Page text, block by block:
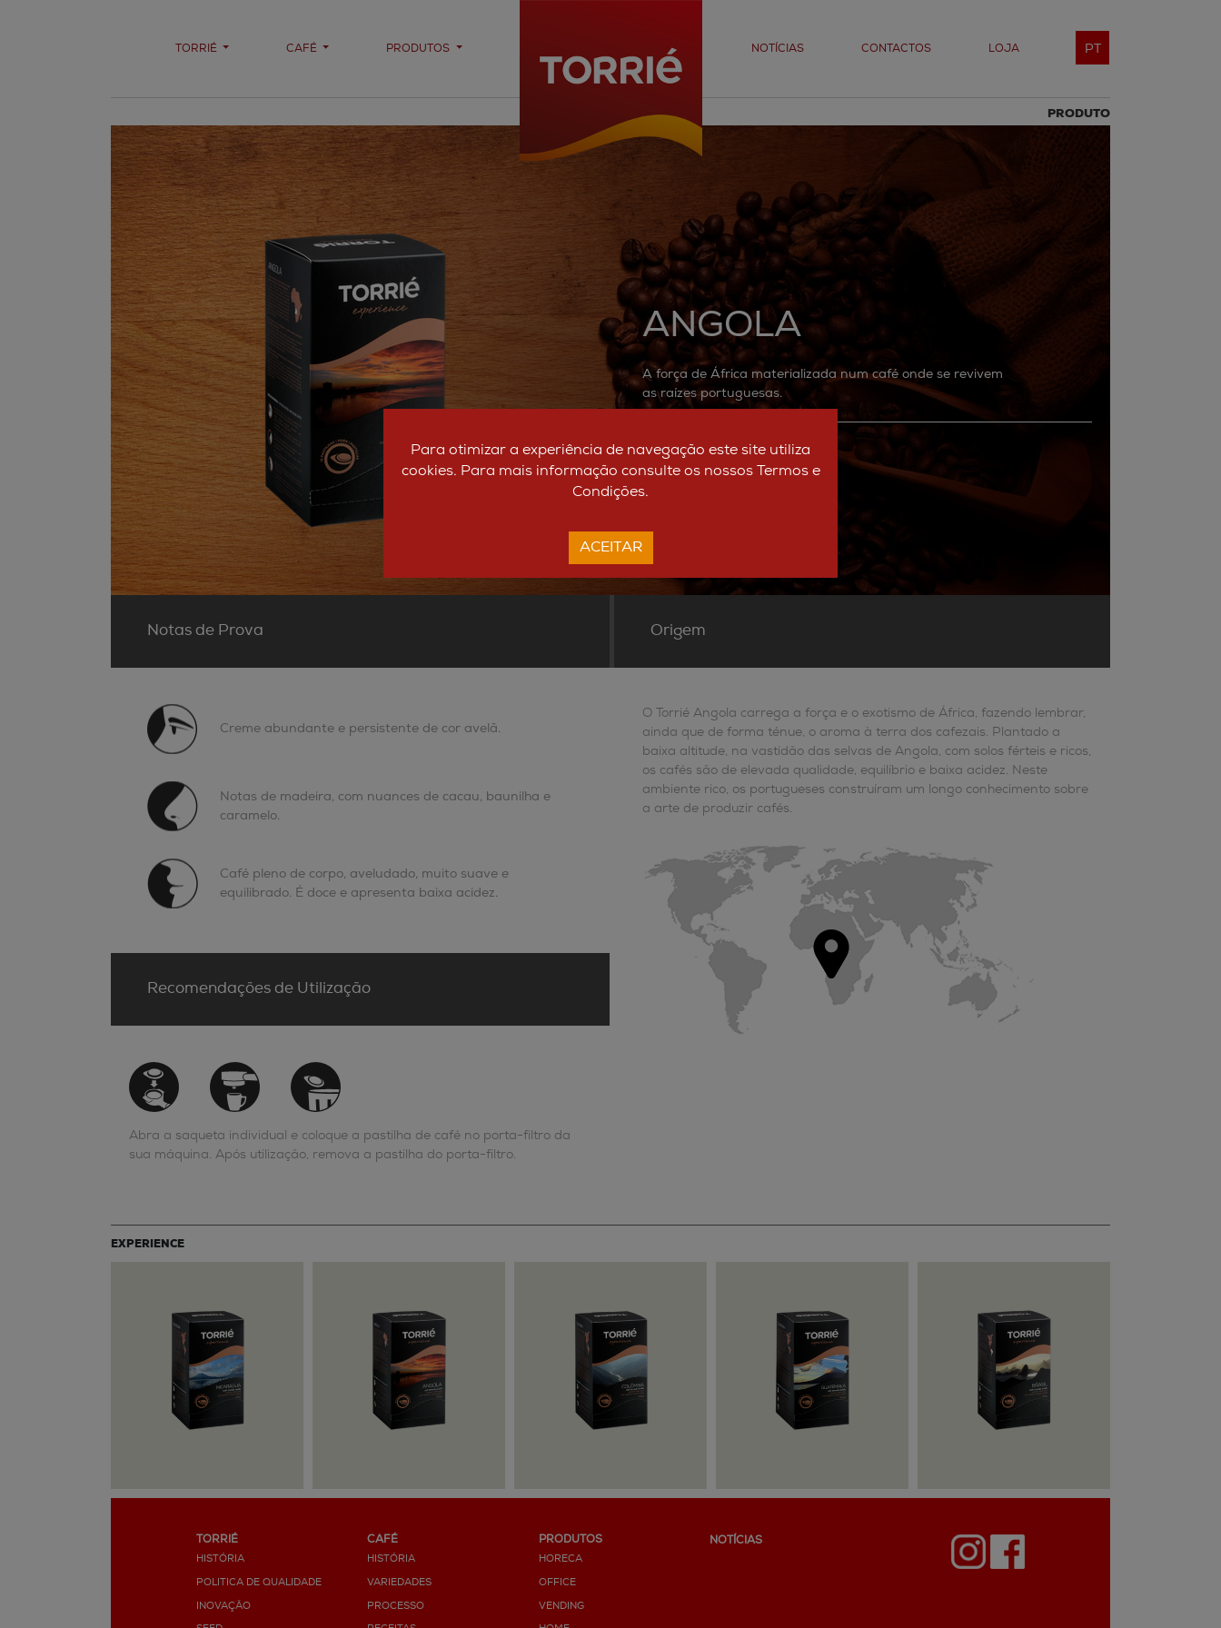
TORRIÉ CAFÉ PRODUTOS NOTÍCIAS CONTACTOS LOJA PT
PRODUTO
ANGOLA
A força de África materializada num café onde se revivem
as raízes portuguesas.
Ficha Técnica
Notas de Prova
Creme abundante e persistente de cor avelã.
Notas de madeira, com nuances de cacau, baunilha e
caramelo.
Café pleno de corpo, aveludado, muito suave e
equilibrado. É doce e apresenta baixa acidez.
Origem
O Torrié Angola carrega a força e o exotismo de África, fazendo lembrar,
ainda que de forma ténue, o aroma à terra dos cafezais. Plantado a
baixa altitude, na vastidão das selvas de Angola, com solos férteis e ricos,
os cafés são de elevada qualidade, equilíbrio e baixa acidez. Neste
ambiente rico, os portugueses construíram um longo conhecimento sobre
a arte de produzir cafés.
Recomendações de Utilização
Abra a saqueta individual e coloque a pastilha de café no porta-filtro da
sua máquina. Após utilização, remova a pastilha do porta-filtro.
EXPERIENCE
Para otimizar a experiência de navegação este site utiliza
cookies. Para mais informação consulte os nossos Termos e
Condições.
ACEITAR
TORRIÉ
HISTÓRIA
POLITICA DE QUALIDADE
INOVAÇÃO
CAFÉ
HISTÓRIA
VARIEDADES
PROCESSO
PRODUTOS
HORECA
OFFICE
VENDING
NOTÍCIAS